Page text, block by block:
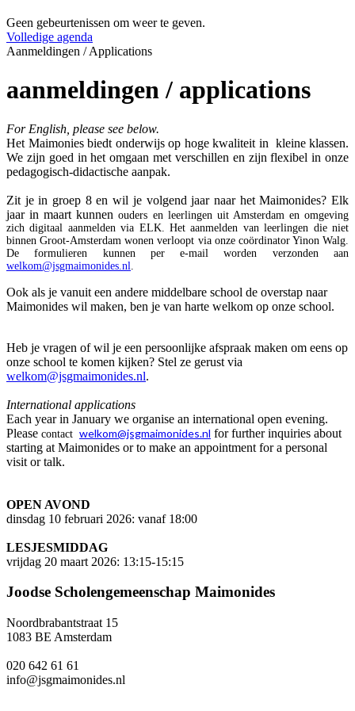
Geen gebeurtenissen om weer te geven.
Volledige agenda
Aanmeldingen / Applications
aanmeldingen / applications
For English, please see below.
Het Maimonies biedt onderwijs op hoge kwaliteit in kleine klassen.
We zijn goed in het omgaan met verschillen en zijn flexibel in onze
pedagogisch-didactische aanpak.
Zit je in groep 8 en wil je volgend jaar naar het Maimonides? Elk
jaar in maart kunnen ouders en leerlingen uit Amsterdam en omgeving
zich digitaal aanmelden via ELK. Het aanmelden van leerlingen die niet
binnen Groot-Amsterdam wonen verloopt via onze coördinator Yinon Walg.
De formulieren kunnen per e-mail worden verzonden aan
welkom@jsgmaimonides.nl
Ook als je vanuit een andere middelbare school de overstap naar
Maimonides wil maken, ben je van harte welkom op onze school.
Heb je vragen of wil je een persoonlijke afspraak maken om eens op
onze school te komen kijken? Stel ze gerust via
welkom@jsgmaimonides.nl.
International applications
Each year in January we organise an international open evening.
Please contact welkom@jsgmaimonides.nl for further inquiries about
starting at Maimonides or to make an appointment for a personal
visit or talk.
OPEN AVOND
dinsdag 10 februari 2026: vanaf 18:00
LESJESMIDDAG
vrijdag 20 maart 2026: 13:15-15:15
Joodse Scholengemeenschap Maimonides
Noordbrabantstraat 15
1083 BE Amsterdam
020 642 61 61
info@jsgmaimonides.nl